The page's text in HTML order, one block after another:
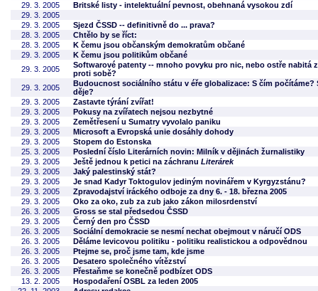
29. 3. 2005
Britské listy - intelektuální pevnost, obehnaná vysokou zdí
29. 3. 2005
29. 3. 2005
Sjezd ČSSD -- definitivně do ... prava?
28. 3. 2005
Chtělo by se říct:
28. 3. 2005
K čemu jsou občanským demokratům občané
29. 3. 2005
K čemu jsou politikům občané
29. 3. 2005
Softwarové patenty -- mnoho povyku pro nic, nebo ostře nabitá
proti sobě?
29. 3. 2005
Budoucnost sociálního státu v éře globalizace: S čím počítáme?
děje?
29. 3. 2005
Zastavte týrání zvířat!
29. 3. 2005
Pokusy na zvířatech nejsou nezbytné
29. 3. 2005
Zemětřesení u Sumatry vyvolalo paniku
29. 3. 2005
Microsoft a Evropská unie dosáhly dohody
29. 3. 2005
Stopem do Estonska
25. 3. 2005
Poslední číslo Literárních novin: Milník v dějinách žurnalistiky
29. 3. 2005
Ještě jednou k petici na záchranu Literárek
29. 3. 2005
Jaký palestinský stát?
29. 3. 2005
Je snad Kadyr Toktogulov jediným novinářem v Kyrgyzstánu?
29. 3. 2005
Zpravodajství iráckého odboje za dny 6. - 18. března 2005
29. 3. 2005
Oko za oko, zub za zub jako zákon milosrdenství
26. 3. 2005
Gross se stal předsedou ČSSD
29. 3. 2005
Černý den pro ČSSD
26. 3. 2005
Sociální demokracie se nesmí nechat obejmout v náručí ODS
26. 3. 2005
Děláme levicovou politiku - politiku realistickou a odpovědnou
26. 3. 2005
Ptejme se, proč jsme tam, kde jsme
26. 3. 2005
Desatero společného vítězství
26. 3. 2005
Přestaňme se konečně podbízet ODS
13. 2. 2005
Hospodaření OSBL za leden 2005